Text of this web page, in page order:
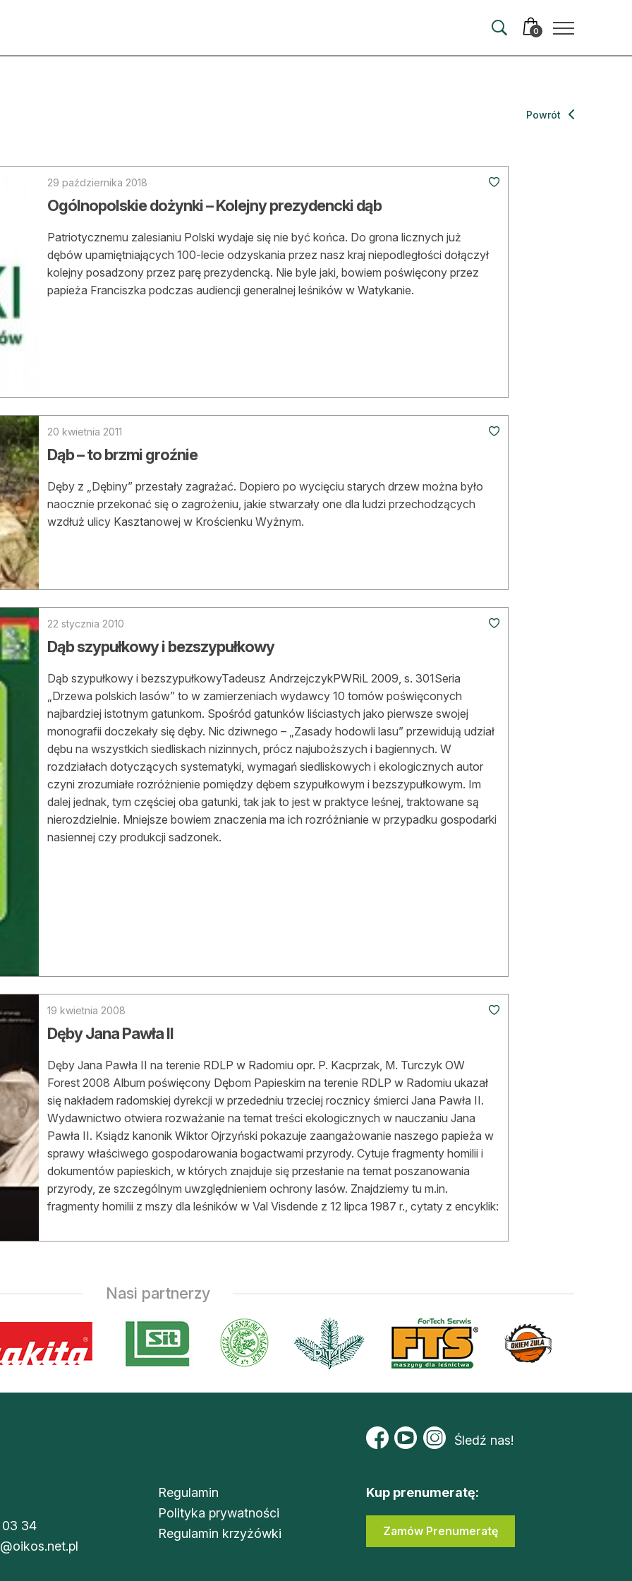
0
do lasu
drwala
na zakupach
prywatne
Archiwum
Kontakt
Powrót
29 października 2018
Ogólnopolskie dożynki – Kolejny prezydencki dąb
Patriotycznemu zalesianiu Polski wydaje się nie być końca. Do grona licznych już
dębów upamiętniających 100-lecie odzyskania przez nasz kraj niepodległości dołączył
kolejny posadzony przez parę prezydencką. Nie byle jaki, bowiem poświęcony przez
papieża Franciszka podczas audiencji generalnej leśników w Watykanie.
20 kwietnia 2011
Dąb – to brzmi groźnie
Dęby z „Dębiny” przestały zagrażać. Dopiero po wycięciu starych drzew można było
naocznie przekonać się o zagrożeniu, jakie stwarzały one dla ludzi przechodzących
wzdłuż ulicy Kasztanowej w Krościenku Wyżnym.
22 stycznia 2010
Dąb szypułkowy i bezszypułkowy
Dąb szypułkowy i bezszypułkowyTadeusz AndrzejczykPWRiL 2009, s. 301Seria
„Drzewa polskich lasów” to w zamierzeniach wydawcy 10 tomów poświęconych
najbardziej istotnym gatunkom. Spośród gatunków liściastych jako pierwsze swojej
monografii doczekały się dęby. Nic dziwnego – „Zasady hodowli lasu” przewidują udział
dębu na wszystkich siedliskach nizinnych, prócz najuboższych i bagiennych. W
rozdziałach dotyczących systematyki, wymagań siedliskowych i ekologicznych autor
czyni zrozumiałe rozróżnienie pomiędzy dębem szypułkowym i bezszypułkowym. Im
dalej jednak, tym częściej oba gatunki, tak jak to jest w praktyce leśnej, traktowane są
nierozdzielnie. Mniejsze bowiem znaczenia ma ich rozróżnianie w przypadku gospodarki
nasiennej czy produkcji sadzonek.
19 kwietnia 2008
Dęby Jana Pawła II
Dęby Jana Pawła II na terenie RDLP w Radomiu opr. P. Kacprzak, M. Turczyk OW
Forest 2008 Album poświęcony Dębom Papieskim na terenie RDLP w Radomiu ukazał
się nakładem radomskiej dyrekcji w przededniu trzeciej rocznicy śmierci Jana Pawła II.
Wydawnictwo otwiera rozważanie na temat treści ekologicznych w nauczaniu Jana
Pawła II. Ksiądz kanonik Wiktor Ojrzyński pokazuje zaangażowanie naszego papieża w
sprawy właściwego gospodarowania bogactwami przyrody. Cytuje fragmenty homilii i
dokumentów papieskich, w których znajduje się przesłanie na temat poszanowania
przyrody, ze szczególnym uwzględnieniem ochrony lasów. Znajdziemy tu m.in.
fragmenty homilii z mszy dla leśników w Val Visdende z 12 lipca 1987 r., cytaty z encyklik:
Nasi partnerzy
Śledź nas!
03 34
Regulamin
Polityka prywatności
Regulamin krzyżówki
Kup prenumeratę:
Zamów Prenumeratę